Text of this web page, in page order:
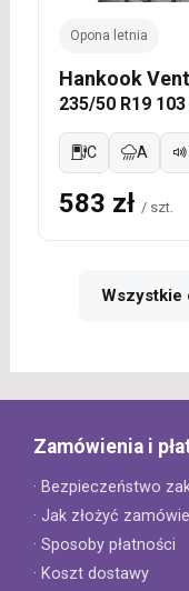
Opona letnia
Hankook
235/50 R19 103
C A
583 zł / szt.
Wszystkie
Zamówienia i
· Bezpieczeństwo
· Jak złożyć
· Sposoby płatności
· Koszt dostawy